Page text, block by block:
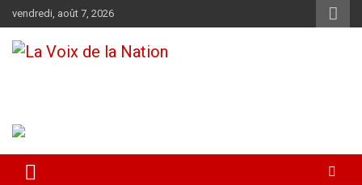
au
contenu
vendredi, août 7, 2026